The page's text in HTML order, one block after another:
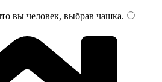
вы человек, выбрав чашка.